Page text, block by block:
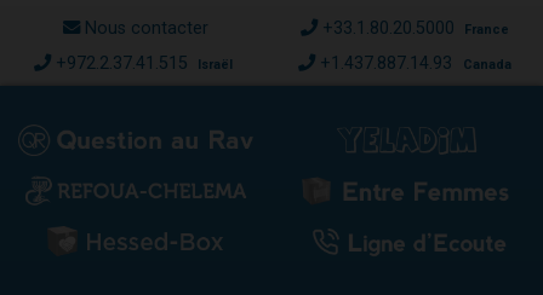
Nous contacter +33.1.80.20.5000 France
+972.2.37.41.515 Israël +1.437.887.14.93 Canada